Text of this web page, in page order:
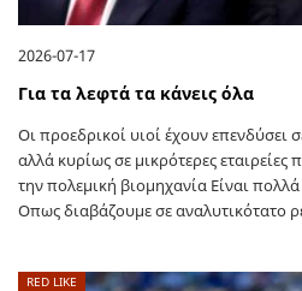
2026-07-17
Για τα λεφτά τα κάνεις όλα
Οι προεδρικοί υιοί έχουν επενδύσει
αλλά κυρίως σε μικρότερες
την πολεμική βιομηχανία Είναι
Οπως διαβάζουμε σε αναλυτικότατο
RED LIKE